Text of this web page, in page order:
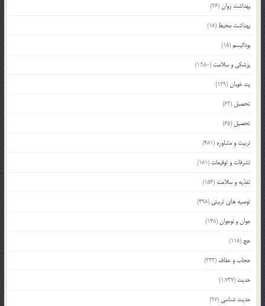
بهداشت روان(26)
بهداشت محیط (18)
بودائیسم(15)
پزشکی و سلامت (1,980)
پند خوبان(129)
تحصیل (62)
تحصیل (65)
تربیت و مشاوره (481)
تشرفات و توقیعات (181)
تغذیه و سلامت (156)
توصیه های تربیتی (498)
جوان و نوجوان(148)
حج (118)
حجاب و عفاف (333)
حدیث (1,737)
حدیث شناسی (97)